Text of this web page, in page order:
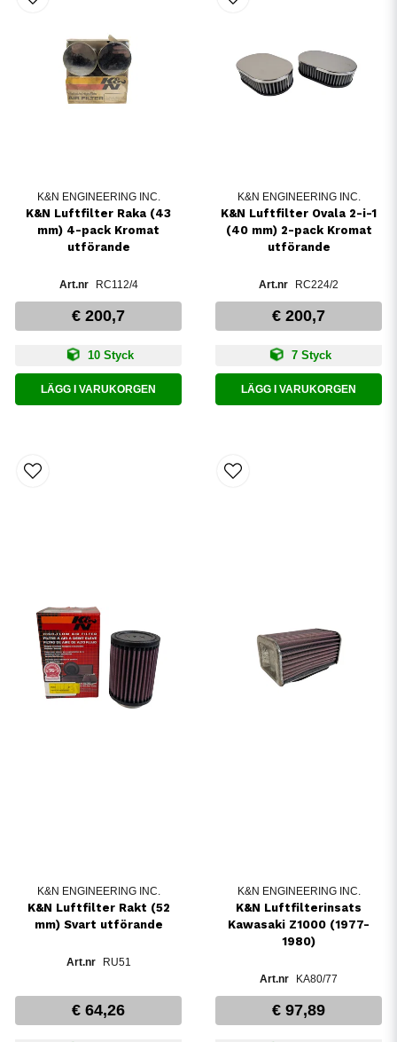
K&N ENGINEERING INC.
K&N Luftfilter Raka (43
mm) 4-pack Kromat
utförande
RC112/4
€ 200,7
10 Styck
LÄGG I VARUKORGEN
K&N ENGINEERING INC.
K&N Luftfilter Ovala 2-i-1
(40 mm) 2-pack Kromat
utförande
RC224/2
€ 200,7
7 Styck
LÄGG I VARUKORGEN
K&N ENGINEERING INC.
K&N Luftfilter Rakt (52
mm) Svart utförande
RU51
€ 64,26
K&N ENGINEERING INC.
K&N Luftfilterinsats
Kawasaki Z1000 (1977-
1980)
KA80/77
€ 97,89